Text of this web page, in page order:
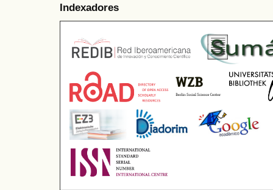
Indexadores